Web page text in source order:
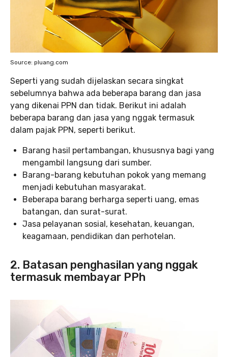
Source: pluang.com
Seperti yang sudah dijelaskan secara singkat
sebelumnya bahwa ada beberapa barang dan jasa
yang dikenai PPN dan tidak. Berikut ini adalah
beberapa barang dan jasa yang nggak termasuk
dalam pajak PPN, seperti berikut.
Barang hasil pertambangan, khususnya bagi yang
mengambil langsung dari sumber.
Barang-barang kebutuhan pokok yang memang
menjadi kebutuhan masyarakat.
Beberapa barang berharga seperti uang, emas
batangan, dan surat-surat.
Jasa pelayanan sosial, kesehatan, keuangan,
keagamaan, pendidikan dan perhotelan.
2. Batasan penghasilan yang nggak
termasuk membayar PPh